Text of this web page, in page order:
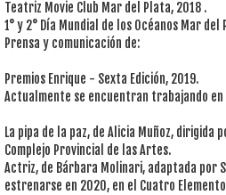
Teatriz Movie Club Mar del Plata, 2018 .
1° y 2° Día Mundial de los Océanos Mar del
Prensa y comunicación de:
Premios Enrique - Sexta Edición, 2019.
Actualmente se encuentran trabajando
La pipa de la paz, de Alicia Muñoz,
Complejo Provincial de las Artes.
Actriz, de Bárbara Molinari, adaptada por
estrenarse en 2020, en el Cuatro